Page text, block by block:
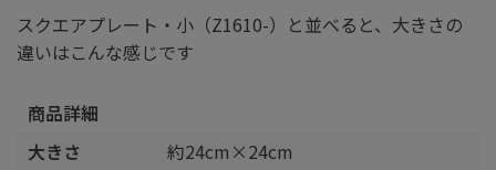
スクエアプレート・小（Z1610-）と並べると、大きさの
違いはこんな感じです
商品詳細
大きさ
約24cm×24cm